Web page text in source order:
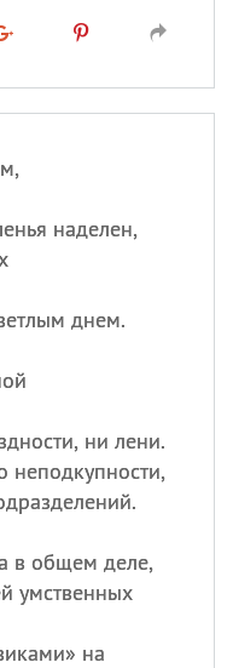
наделен,
днем.
ни лени.
неподкупности,
в общем деле,
умственных
на